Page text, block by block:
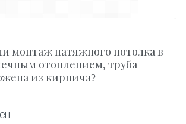
монтаж натяжного потолка в
отоплением, труба
из кирпича?